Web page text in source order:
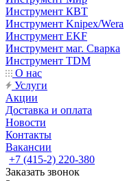
Инструмент КВТ
Инструмент Knipex/Wera
Инструмент EKF
Инструмент маг. Сварка
Инструмент TDM
О нас
Услуги
Акции
Доставка и оплата
Новости
Контакты
Вакансии
+7 (415-2) 220-380
Заказать звонок